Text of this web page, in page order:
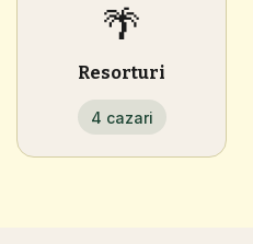
🌴
Resorturi
4 cazari